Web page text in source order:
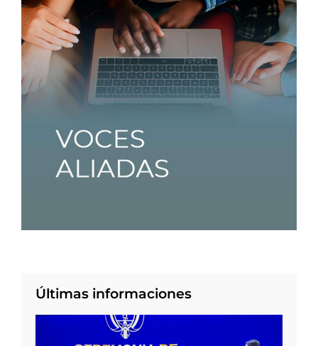
Últimas informaciones